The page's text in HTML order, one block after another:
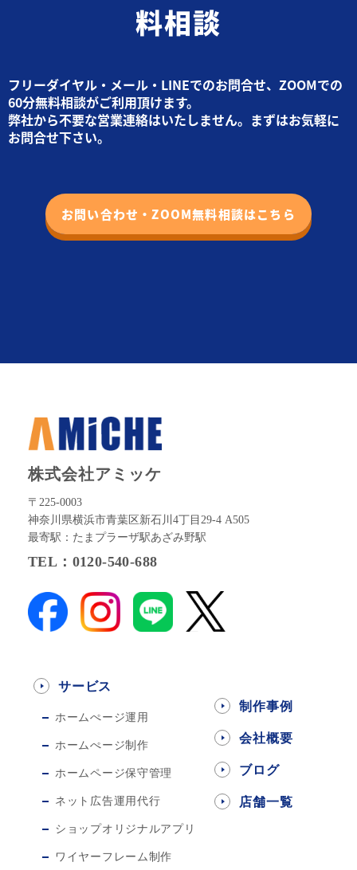
料相談
フリーダイヤル・メール・LINEでのお問合せ、ZOOMでの
60分無料相談がご利用頂けます。
弊社から不要な営業連絡はいたしません。まずはお気軽に
お問合せ下さい。
お問い合わせ・ZOOM無料相談はこちら
株式会社アミッケ
〒225-0003
神奈川県横浜市青葉区新石川4丁目29-4 A505
最寄駅：たまプラーザ駅あざみ野駅
TEL：0120-540-688
サービス
ホームぺージ運用
ホームぺージ制作
ホームページ保守管理
ネット広告運用代行
ショップオリジナルアプリ
ワイヤーフレーム制作
制作事例
会社概要
ブログ
店舗一覧